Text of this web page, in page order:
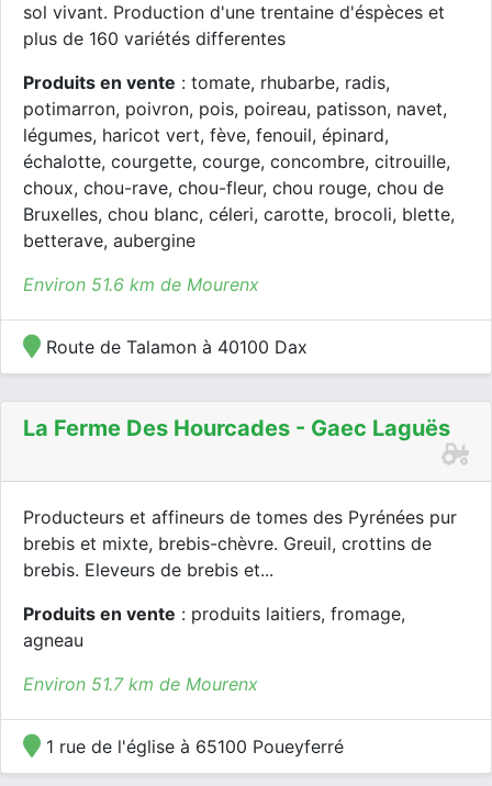
sol vivant. Production d'une trentaine d'éspèces et
plus de 160 variétés differentes
Produits en vente : tomate, rhubarbe, radis,
potimarron, poivron, pois, poireau, patisson, navet,
légumes, haricot vert, fève, fenouil, épinard,
échalotte, courgette, courge, concombre, citrouille,
choux, chou-rave, chou-fleur, chou rouge, chou de
Bruxelles, chou blanc, céleri, carotte, brocoli, blette,
betterave, aubergine
Environ 51.6 km de Mourenx
Route de Talamon à 40100 Dax
La Ferme Des Hourcades - Gaec Laguës
Producteurs et affineurs de tomes des Pyrénées pur
brebis et mixte, brebis-chèvre. Greuil, crottins de
brebis. Eleveurs de brebis et...
Produits en vente : produits laitiers, fromage,
agneau
Environ 51.7 km de Mourenx
1 rue de l'église à 65100 Poueyferré